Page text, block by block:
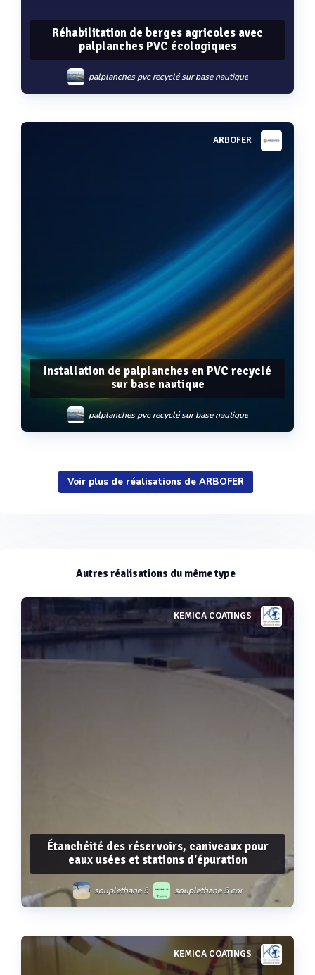
Réhabilitation de berges agricoles avec
palplanches PVC écologiques
palplanches pvc recyclé sur base nautique
ARBOFER
Installation de palplanches en PVC recyclé
sur base nautique
palplanches pvc recyclé sur base nautique
Voir plus
Voir plus de réalisations de ARBOFER
Autres réalisations du même type
KEMICA COATINGS
Étanchéité des réservoirs, caniveaux pour
eaux usées et stations d'épuration
souplethane 5 souplethane 5 cor
Voir plusKEMICA COATINGS